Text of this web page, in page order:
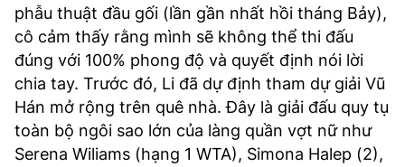
phẫu thuật đầu gối (lần gần nhất hồi tháng Bảy),
cô cảm thấy rằng mình sẽ không thể thi đấu
đúng với 100% phong độ và quyết định nói lời
chia tay. Trước đó, Li đã dự định tham dự giải Vũ
Hán mở rộng trên quê nhà. Đây là giải đấu quy tụ
toàn bộ ngôi sao lớn của làng quần vợt nữ như
Serena Wiliams (hạng 1 WTA), Simona Halep (2),